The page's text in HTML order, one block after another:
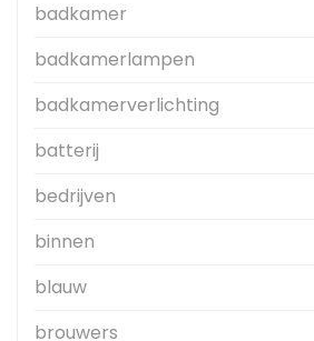
badkamer
badkamerlampen
badkamerverlichting
batterij
bedrijven
binnen
blauw
brouwers